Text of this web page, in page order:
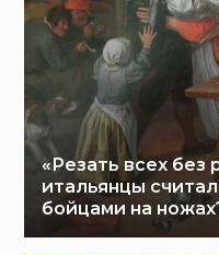
«Резать всех без
итальянцы
бойцами на